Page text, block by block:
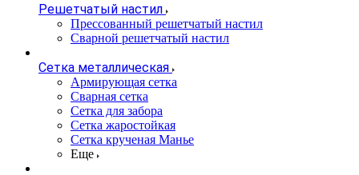
Решетчатый настил
Прессованный решетчатый настил
Сварной решетчатый настил
Сетка металлическая
Армирующая сетка
Сварная сетка
Сетка для забора
Сетка жаростойкая
Сетка крученая Манье
Еще